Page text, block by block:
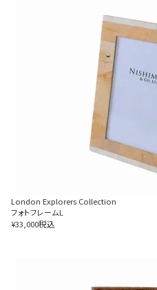
London Explorers Collection
フォトフレームL
¥33,000税込